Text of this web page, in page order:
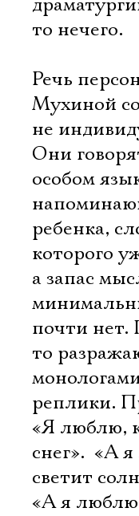
то нечего.
Речь
Мухиной
не
Они
особом
ребенка,
которого
а запас
почти нет.
то
реплики.
«Я люблю,
снег».  «А
светит
«А я